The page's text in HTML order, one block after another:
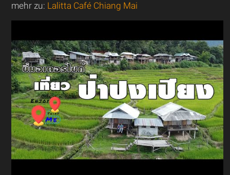
mehr zu: Lalitta Café Chiang Mai